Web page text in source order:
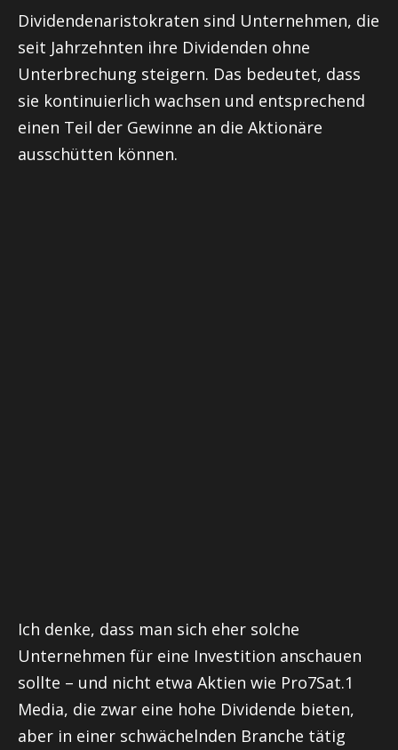
Dividendenaristokraten sind Unternehmen, die
seit Jahrzehnten ihre Dividenden ohne
Unterbrechung steigern. Das bedeutet, dass
sie kontinuierlich wachsen und entsprechend
einen Teil der Gewinne an die Aktionäre
ausschütten können.
Ich denke, dass man sich eher solche
Unternehmen für eine Investition anschauen
sollte – und nicht etwa Aktien wie Pro7Sat.1
Media, die zwar eine hohe Dividende bieten,
aber in einer schwächelnden Branche tätig